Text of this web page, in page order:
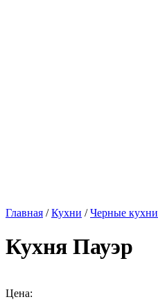
Главная /Кухни /Черные кухни
Кухня Пауэр
Цена: